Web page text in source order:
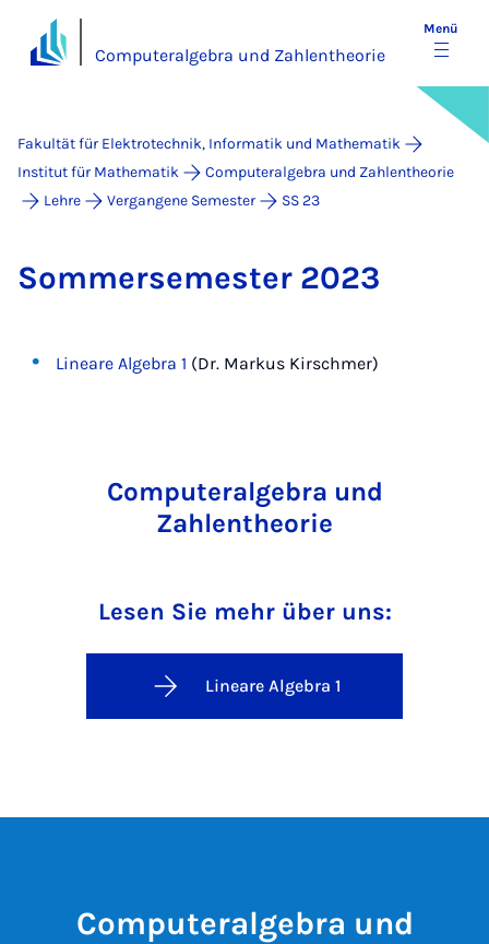
Computeralgebra und Zahlentheorie
Menü
Fakultät für Elektrotechnik, Informatik und Mathematik
Institut für Mathematik
Computeralgebra und Zahlentheorie
Lehre
Vergangene Semester SS 23
Som­mer­se­mes­ter 2023
Lineare Algebra 1 (Dr. Markus Kirschmer)
Computeralgebra und
Zahlentheorie
Lesen Sie mehr über uns:
Lineare Algebra 1
Computeralgebra und